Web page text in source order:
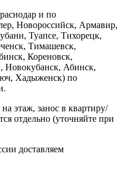
и по
Новороссийск, Армавир,
Туапсе, Тихорецк,
Тимашевск,
Кореновск,
Новокубанск, Абинск,
Хадыженск) по
этаж, занос в квартиру/
отдельно (уточняйте при
доставляем